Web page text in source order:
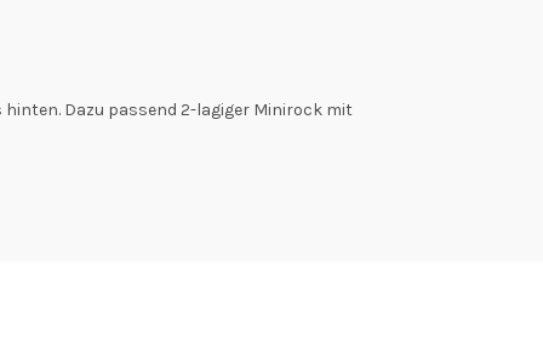
Dazu passend 2-lagiger Minirock mit